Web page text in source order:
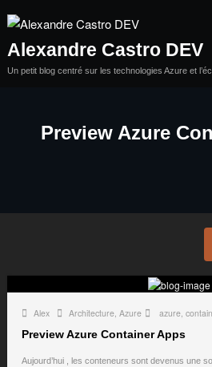
au
Alexandre Castro DEV
Un petit blog centré sur les technologies Azure et
Preview Azure
Alex Architecture, Azure azure,
Preview Azure Container Apps
Aujourd’hui , les conteneurs sont devenus une